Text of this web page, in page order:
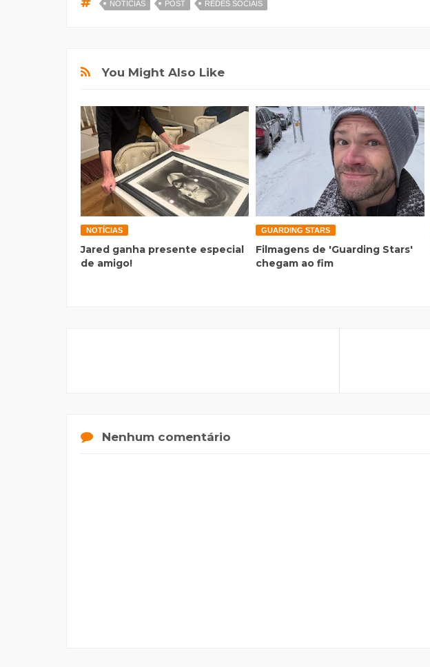
NOTÍCIAS POST REDES SOCIAIS
You Might Also Like
NOTÍCIAS
Jared ganha presente especial
de amigo!
GUARDING STARS
Filmagens de 'Guarding Stars'
chegam ao fim
Nenhum comentário